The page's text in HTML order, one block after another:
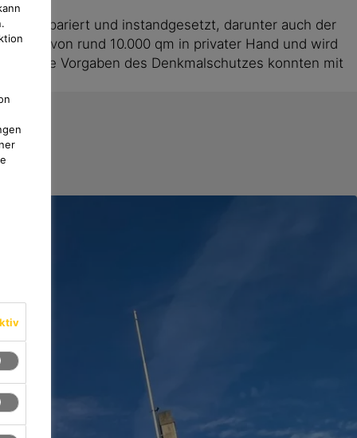
repariert und instandgesetzt, darunter auch der
von rund 10.000 qm in privater Hand und wird
Die Vorgaben des Denkmalschutzes konnten mit